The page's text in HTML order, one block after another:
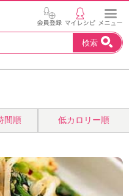
検索
間順 低カロリー順